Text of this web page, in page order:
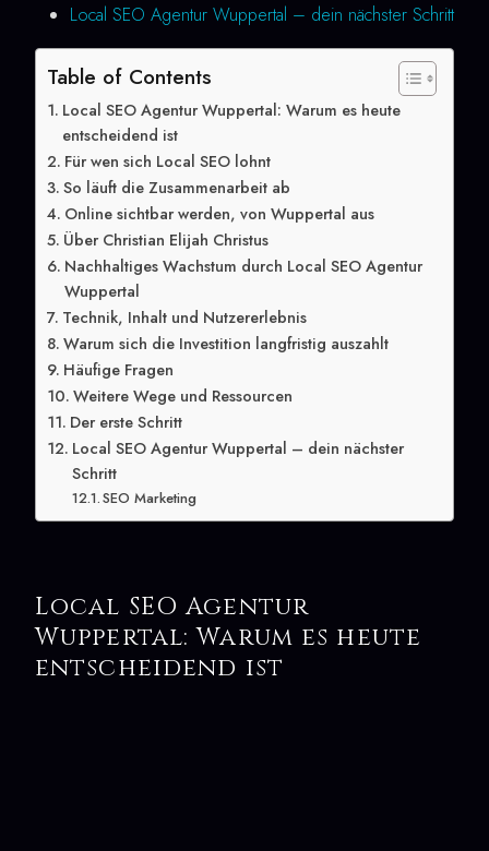
Local SEO Agentur Wuppertal – dein nächster Schritt
Table of Contents
Local SEO Agentur Wuppertal: Warum es heute
entscheidend ist
Für wen sich Local SEO lohnt
So läuft die Zusammenarbeit ab
Online sichtbar werden, von Wuppertal aus
Über Christian Elijah Christus
Nachhaltiges Wachstum durch Local SEO Agentur
Wuppertal
Technik, Inhalt und Nutzererlebnis
Warum sich die Investition langfristig auszahlt
Häufige Fragen
Weitere Wege und Ressourcen
Der erste Schritt
Local SEO Agentur Wuppertal – dein nächster
Schritt
SEO Marketing
Local SEO Agentur
Wuppertal: Warum es heute
entscheidend ist